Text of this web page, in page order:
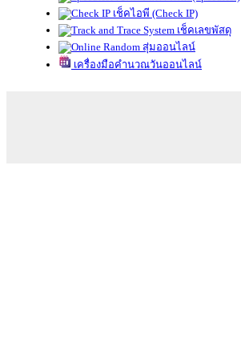
เช็คไอพี (Check IP)
เช็คเลขพัสดุ
สุ่มออนไลน์
เครื่องมือคำนวณวันออนไลน์